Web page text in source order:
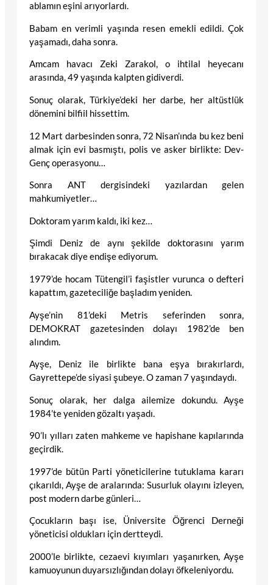
ablamın eşini arıyorlardı.
Babam en verimli yaşında resen emekli edildi. Çok
yaşamadı, daha sonra.
Amcam havacı Zeki Zarakol, o ihtilal heyecanı
arasında, 49 yaşında kalpten gidiverdi.
Sonuç olarak, Türkiye’deki her darbe, her altüstlük
dönemini bilfiil hissettim.
12 Mart darbesinden sonra, 72 Nisan’ında bu kez beni
almak için evi basmıştı, polis ve asker birlikte: Dev-
Genç operasyonu…
Sonra ANT dergisindeki yazılardan gelen
mahkumiyetler…
Doktoram yarım kaldı, iki kez…
Şimdi Deniz de aynı şekilde doktorasını yarım
bırakacak diye endişe ediyorum.
1979’de hocam Tütengil’i faşistler vurunca o defteri
kapattım, gazeteciliğe başladım yeniden.
Ayşe’nin 81’deki Metris seferinden sonra,
DEMOKRAT gazetesinden dolayı 1982’de ben
alındım.
Ayşe, Deniz ile birlikte bana eşya bırakırlardı,
Gayrettepe’de siyasi şubeye. O zaman 7 yaşındaydı.
Sonuç olarak, her dalga ailemize dokundu. Ayşe
1984’te yeniden gözaltı yaşadı.
90’lı yılları zaten mahkeme ve hapishane kapılarında
geçirdik.
1997’de bütün Parti yöneticilerine tutuklama kararı
çıkarıldı, Ayşe de aralarında: Susurluk olayını izleyen,
post modern darbe günleri…
Çocukların başı ise, Üniversite Öğrenci Derneği
yöneticisi oldukları için dertteydi.
2000’le birlikte, cezaevi kıyımları yaşanırken, Ayşe
kamuoyunun duyarsızlığından dolayı öfkeleniyordu.